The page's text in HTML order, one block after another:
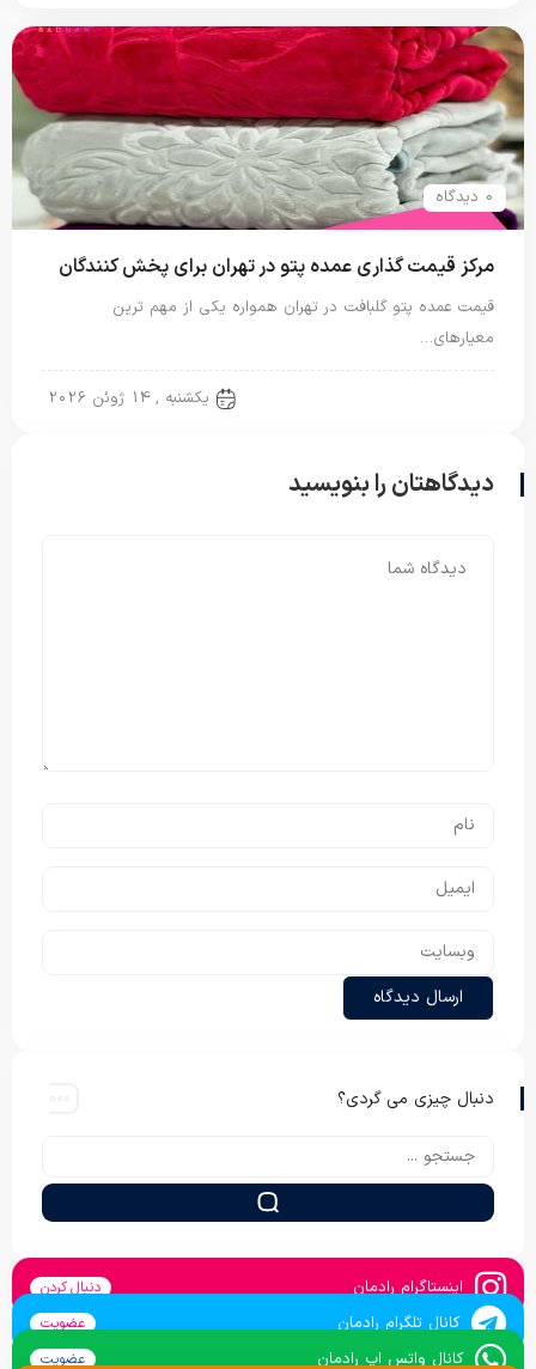
0 دیدگاه
مرکز قیمت گذاری عمده پتو در تهران برای پخش کنندگان
قیمت عمده پتو گلبافت در تهران همواره یکی از مهم ترین
معیارهای…
یکشنبه , 14 ژوئن 2026
دیدگاهتان را بنویسید
دنبال چیزی می گردی؟
اینستاگرام رادمان دنبال کردن
کانال تلگرام رادمان عضویت
کانال واتس اپ رادمان عضویت